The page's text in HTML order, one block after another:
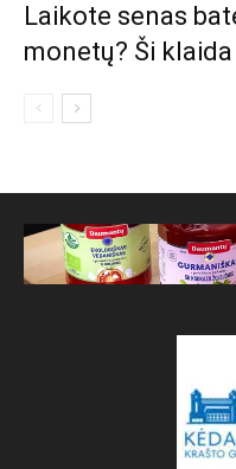
Laikote senas
monetų? Ši